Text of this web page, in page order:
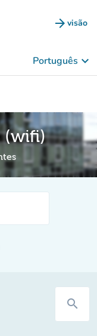
arrow_forward visão
(novo
Português keyboard_arrow_down
(wifi)
search